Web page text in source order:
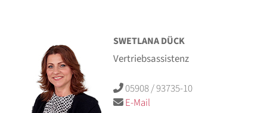
SWETLANA DÜCK
Vertriebsassistenz
05908 / 93735-10
E-Mail